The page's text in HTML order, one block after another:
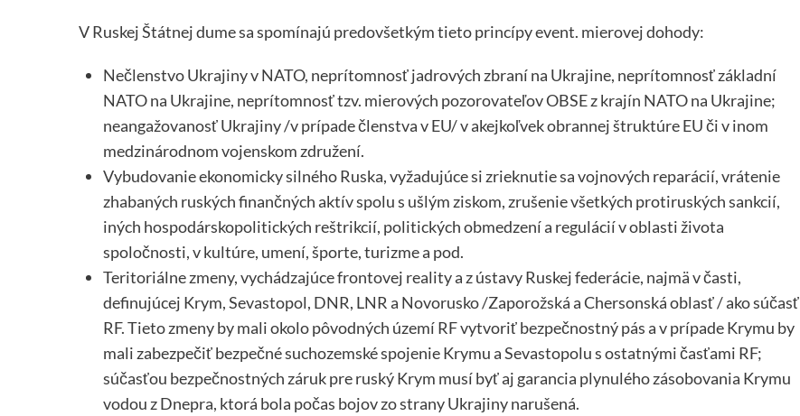
V Ruskej Štátnej dume sa spomínajú predovšetkým tieto princípy event. mierovej dohody:
Nečlenstvo Ukrajiny v NATO, neprítomnosť jadrových zbraní na Ukrajine, neprítomnosť základní
NATO na Ukrajine, neprítomnosť tzv. mierových pozorovateľov OBSE z krajín NATO na Ukrajine;
neangažovanosť Ukrajiny /v prípade členstva v EU/ v akejkoľvek obrannej štruktúre EU či v inom
medzinárodnom vojenskom združení.
Vybudovanie ekonomicky silného Ruska, vyžadujúce si zrieknutie sa vojnových reparácií, vrátenie
zhabaných ruských finančných aktív spolu s ušlým ziskom, zrušenie všetkých protiruských sankcií,
iných hospodárskopolitických reštrikcií, politických obmedzení a regulácií v oblasti života
spoločnosti, v kultúre, umení, športe, turizme a pod.
Teritoriálne zmeny, vychádzajúce frontovej reality a z ústavy Ruskej federácie, najmä v časti,
definujúcej Krym, Sevastopol, DNR, LNR a Novorusko /Zaporožská a Chersonská oblasť / ako súčasť
RF. Tieto zmeny by mali okolo pôvodných území RF vytvoriť bezpečnostný pás a v prípade Krymu by
mali zabezpečiť bezpečné suchozemské spojenie Krymu a Sevastopolu s ostatnými časťami RF;
súčasťou bezpečnostných záruk pre ruský Krym musí byť aj garancia plynulého zásobovania Krymu
vodou z Dnepra, ktorá bola počas bojov zo strany Ukrajiny narušená.